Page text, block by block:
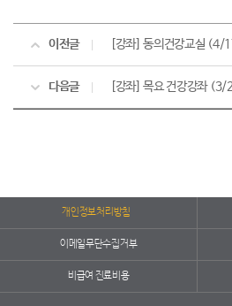
이전글 [강좌] 동의건강교실 (4/
다음글 [강좌] 목요 건강강좌
개인정보처리방침
이메일무단수집거부
비급여 진료비용